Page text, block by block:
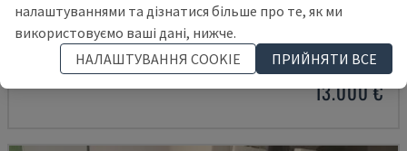
VENTURION 600/8
ZOLLER - ОПТИЧНА ВИМІРЮВАЛЬНА МАШИНА
НІМЕЧЧИНА 2009
13.000 €
налаштуваннями та дізнатися більше про те, як ми
використовуємо ваші дані, нижче.
НАЛАШТУВАННЯ COOKIE
ПРИЙНЯТИ ВСЕ